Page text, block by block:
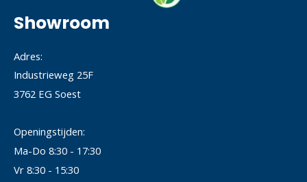
Showroom
Adres:
Industrieweg 25F
3762 EG Soest
Openingstijden:
Ma-Do 8:30 - 17:30
Vr 8:30 - 15:30